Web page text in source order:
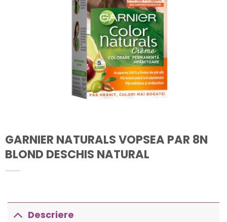
GARNIER NATURALS VOPSEA PAR 8N
BLOND DESCHIS NATURAL
Descriere